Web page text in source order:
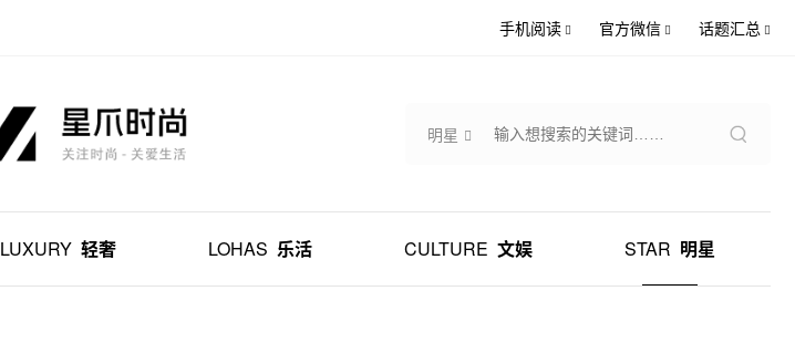
手机阅读 官方微信 话题汇总
明星
LUXURY 轻奢 LOHAS 乐活 CULTURE 文娱 STAR 明星